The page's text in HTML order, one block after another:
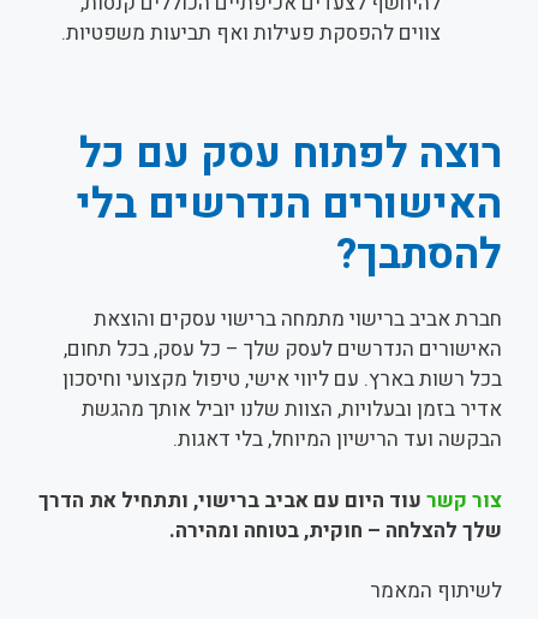
צווים להפסקת פעילות ואף תביעות משפטיות.
רוצה לפתוח עסק עם כל
האישורים הנדרשים בלי
להסתבך?
חברת אביב ברישוי מתמחה ברישוי עסקים והוצאת
האישורים הנדרשים לעסק שלך – כל עסק, בכל תחום,
בכל רשות בארץ. עם ליווי אישי, טיפול מקצועי וחיסכון
אדיר בזמן ובעלויות, הצוות שלנו יוביל אותך מהגשת
הבקשה ועד הרישיון המיוחל, בלי דאגות.
צור קשר עוד היום עם אביב ברישוי, ותתחיל את הדרך
שלך להצלחה – חוקית, בטוחה ומהירה.
לשיתוף המאמר